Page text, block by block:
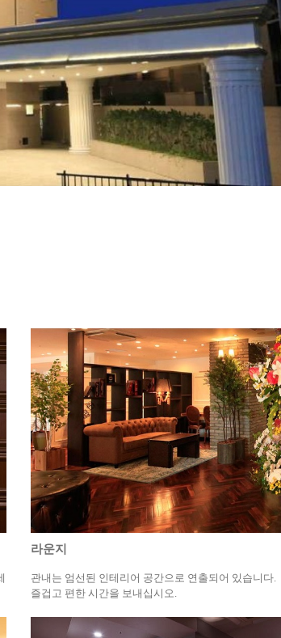
라운지
관내는 엄선된 인테리어 공간으로 연출되어 있습니다.
즐겁고 편한 시간을 보내십시오.